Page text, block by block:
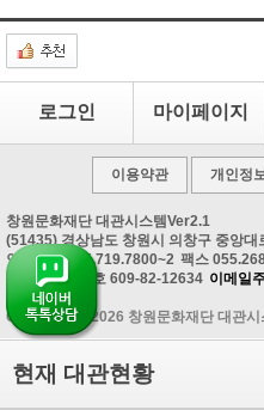
로그인 마이페이지
이용약관 개인정
창원문화재단 대관시스템Ver2.1
(51435) 경상남도 창원시 의창구 중앙대
안내문의 055.719.7800~2 팩스
사업자등록번호 609-82-12634 이메일
Copyrightⓒ 2026 창원문화재단 대관
현재 대관현황